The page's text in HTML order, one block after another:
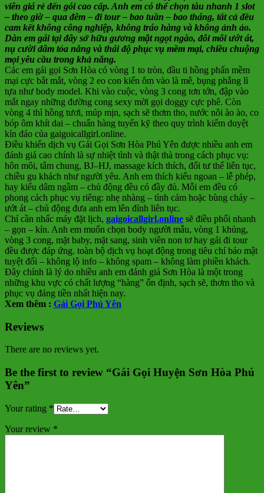
viên giá rẻ đến gói cao cấp. Anh em có thể chọn tàu nhanh 1 slot
– theo giờ – qua đêm – đi tour – bao tuần – bao tháng, tất cả đều
cam kết không công nghiệp, không tráo hàng và không ảnh ảo.
Dàn em gái tại đây sở hữu gương mặt ngọt ngào, đôi môi ướt át,
nụ cười dâm tỏa nắng và thái độ phục vụ mềm mại, chiều chuộng
mọi yêu cầu trong khả năng.
Các em gái gọi Sơn Hòa có vòng 1 to tròn, đầu ti hồng phấn mềm
mại cực bắt mắt, vòng 2 eo con kiến ôm vào là mê, bụng phẳng lì
tựa như body model. Khi vào cuộc, vòng 3 cong tơn tớn, đập vào
mắt ngay những đường cong sexy mời gọi doggy cực phê. Còn
vòng 4 thì hồng tươi, múp mịn, sạch sẽ thơm tho, nước nôi ào ào, co
bóp ôm khít dai – chuẩn hàng tuyển kỹ theo quy trình kiểm duyệt
kín đáo của gaigoicallgirl.online.
Điều khiến dịch vụ Gái Gọi Sơn Hòa Phú Yên được nhiều anh em
đánh giá cao chính là sự nhiệt tình và thật thà trong cách phục vụ:
hôn môi, tắm chung, BJ–HJ, massage kích thích, đổi tư thế liên tục,
chiều gu khách như người yêu. Anh em thích kiểu ngoan – lễ phép,
hay kiểu dâm ngầm – chủ động đều có đầy đủ. Mỗi em đều có
phong cách phục vụ riêng: nhẹ nhàng – tình cảm hoặc bùng cháy –
ướt át – chủ động đưa anh em lên đỉnh liên tục.
Chỉ cần nhấc máy đặt lịch, gaigoicallgirl.online sẽ điều phối nhanh
– gọn – kín. Anh em muốn chọn body người mẫu, vòng 1 khủng,
vòng 3 cong, mặt baby, mặt sang, sinh viên non tơ hay gái đi tour
đều được đáp ứng. toàn bộ dịch vụ hoạt động trong tiêu chí bảo mật
tuyệt đối – không lộ info – không spam – không làm phiền khách.
Đây chính là lý do nhiều anh em đánh giá Sơn Hòa là một trong
những khu vực có chất lượng “hàng” ổn định, sạch sẽ, thơm tho và
phục vụ đáng tiền nhất hiện nay.
Xem thêm : Gái Gọi Phú Yên
Reviews
There are no reviews yet.
Be the first to review “Gái Gọi Huyện Sơn Hòa Phú
Yên”
Your rating *
Your review *